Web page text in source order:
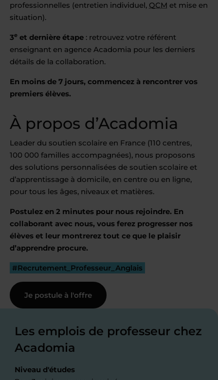
professionnelles (entretien individuel, QCM et mise en
situation).
3e et dernière étape : retrouvez votre référent
enseignant en agence Acadomia pour les derniers
détails de la collaboration.
En moins de 7 jours, commencez à rencontrer vos
premiers élèves.
À propos d’Acadomia
Leader du soutien scolaire en France (110 centres,
100 000 familles accompagnées), nous proposons
des solutions personnalisées de soutien scolaire et
d’apprentissage à domicile, en centre ou en ligne,
pour tous les âges, niveaux et matières.
Postulez en 2 minutes pour nous rejoindre. En
collaborant avec nous, vous ferez progresser nos
élèves et leur montrerez tout ce que le plaisir
d’apprendre procure.
#Recrutement_Professeur_Anglais
Je postule à l'offre
Les emplois de professeur chez
Acadomia
Niveau d'études